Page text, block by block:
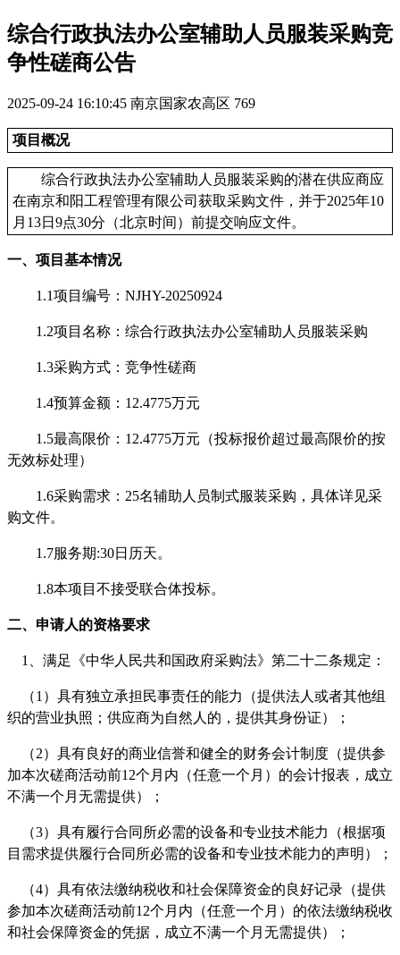
综合行政执法办公室辅助人员服装采购竞
争性磋商公告
2025-09-24 16:10:45 南京国家农高区 769
项目概况
综合行政执法办公室辅助人员服装采购的潜在供应商应
在南京和阳工程管理有限公司获取采购文件 ，并于2025年10
月13日9点30分（北京时间）前提交响应文件。
一、项目基本情况
1.1项目编号： NJHY-20250924
1.2项目名称： 综合行政执法办公室辅助人员服装采购
1.3采购方式：竞争性磋商
1.4预算金额： 12.4775万元
1.5最高限价： 12.4775万元 （投标报价超过最高限价的按
无效标处理）
1.6采购需求： 25名辅助人员制式服装采购 ， 具体详见采
购文件。
1.7服务期:30日历天。
1.8本项目不接受联合体投标。
二、申请人的资格要求
1、满足《中华人民共和国政府采购法》第二十二条规定：
（1）具有独立承担民事责任的能力（提供法人或者其他组
织的营业执照；供应商为自然人的，提供其身份证）；
（2）具有良好的商业信誉和健全的财务会计制度（提供参
加本次磋商活动前12个月内（任意一个月）的会计报表，成立
不满一个月无需提供）；
（3）具有履行合同所必需的设备和专业技术能力（根据项
目需求提供履行合同所必需的设备和专业技术能力的声明）；
（4）具有依法缴纳税收和社会保障资金的良好记录（提供
参加本次磋商活动前12个月内（任意一个月）的依法缴纳税收
和社会保障资金的凭据，成立不满一个月无需提供）；